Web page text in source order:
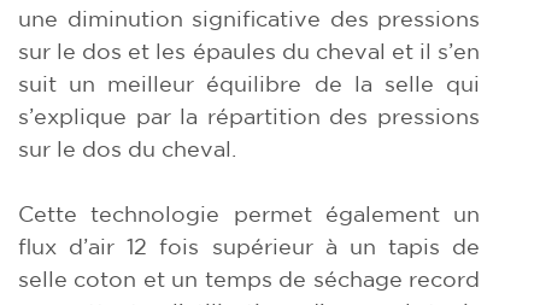
une diminution significative des pressions
sur le dos et les épaules du cheval et il s’en
suit un meilleur équilibre de la selle qui
s’explique par la répartition des pressions
sur le dos du cheval.
Cette technologie permet également un
flux d’air 12 fois supérieur à un tapis de
selle coton et un temps de séchage record